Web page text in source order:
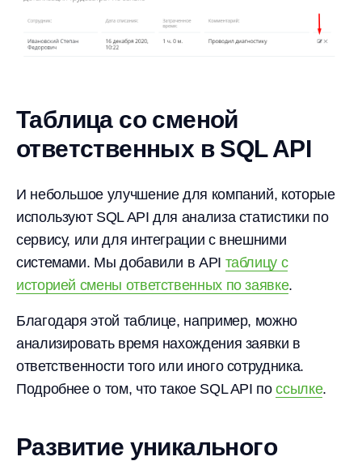
Таблица со сменой
ответственных в SQL API
И небольшое улучшение для компаний, которые
используют SQL API для анализа статистики по
сервису, или для интеграции с внешними
системами. Мы добавили в API таблицу с
историей смены ответственных по заявке.
Благодаря этой таблице, например, можно
анализировать время нахождения заявки в
ответственности того или иного сотрудника.
Подробнее о том, что такое SQL API поссылке.
Развитие уникального